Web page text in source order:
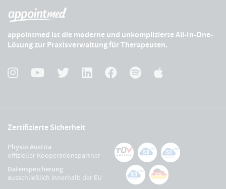
appointmed ist die moderne und unkomplizierte All-In-One-
Lösung zur Praxisverwaltung für Therapeuten.
Zertifizierte Sicherheit
Physio Austria
offizieller Kooperationspartner
Datenspeicherung
ausschließlich innerhalb der EU